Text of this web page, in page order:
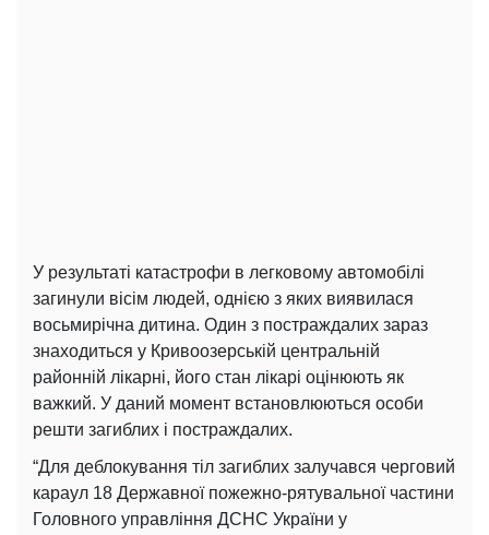
У результаті катастрофи в легковому автомобілі
загинули вісім людей, однією з яких виявилася
восьмирічна дитина. Один з постраждалих зараз
знаходиться у Кривоозерській центральній
районній лікарні, його стан лікарі оцінюють як
важкий. У даний момент встановлюються особи
решти загиблих і постраждалих.
“Для деблокування тіл загиблих залучався черговий
караул 18 Державної пожежно-рятувальної частини
Головного управління ДСНС України у